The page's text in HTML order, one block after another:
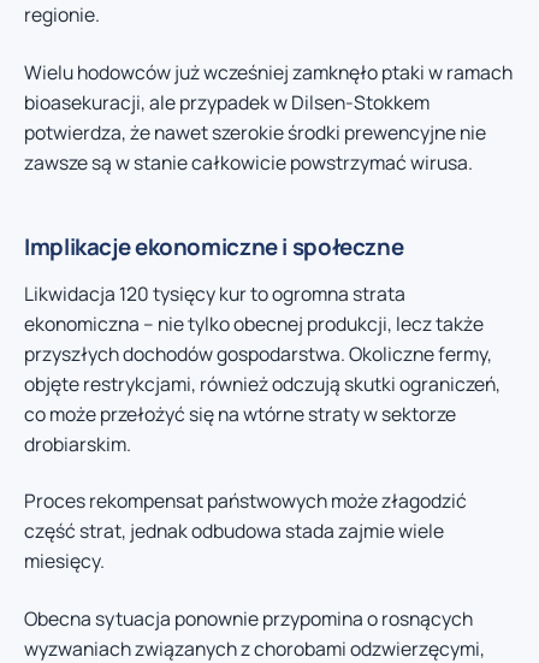
regionie.
Wielu hodowców już wcześniej zamknęło ptaki w ramach
bioasekuracji, ale przypadek w Dilsen-Stokkem
potwierdza, że nawet szerokie środki prewencyjne nie
zawsze są w stanie całkowicie powstrzymać wirusa.
Implikacje ekonomiczne i społeczne
Likwidacja 120 tysięcy kur to ogromna strata
ekonomiczna – nie tylko obecnej produkcji, lecz także
przyszłych dochodów gospodarstwa. Okoliczne fermy,
objęte restrykcjami, również odczują skutki ograniczeń,
co może przełożyć się na wtórne straty w sektorze
drobiarskim.
Proces rekompensat państwowych może złagodzić
część strat, jednak odbudowa stada zajmie wiele
miesięcy.
Obecna sytuacja ponownie przypomina o rosnących
wyzwaniach związanych z chorobami odzwierzęcymi,